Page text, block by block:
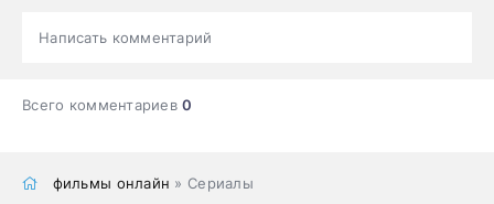
Написать комментарий
Всего комментариев0
фильмы онлайн » Сериалы